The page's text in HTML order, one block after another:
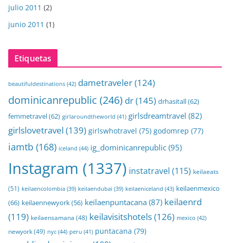
julio 2011 (2)
junio 2011 (1)
Etiquetas
beautifuldestinations (42) dametraveler(124)
dominicanrepublic (246) dr(145) drhasitall(62)
femmetravel(62) girlaroundtheworld (41) girlsdreamtravel (82)
girlslovetravel (139) girlswhotravel (75) godomrep (77)
iamtb (168) iceland (44) ig_dominicanrepublic (95)
Instagram (1337) instatravel (115) keilaeats
(51) keilaencolombia (39) keilaendubai (39) keilaeniceland (43) keilaenmexico
(66) keilaennewyork(56) keilaenpuntacana (87) keilaenrd
(119) keilaensamana (48) keilavisitshotels(126) mexico (42)
newyork(49) nyc (44) peru (41) puntacana (79)